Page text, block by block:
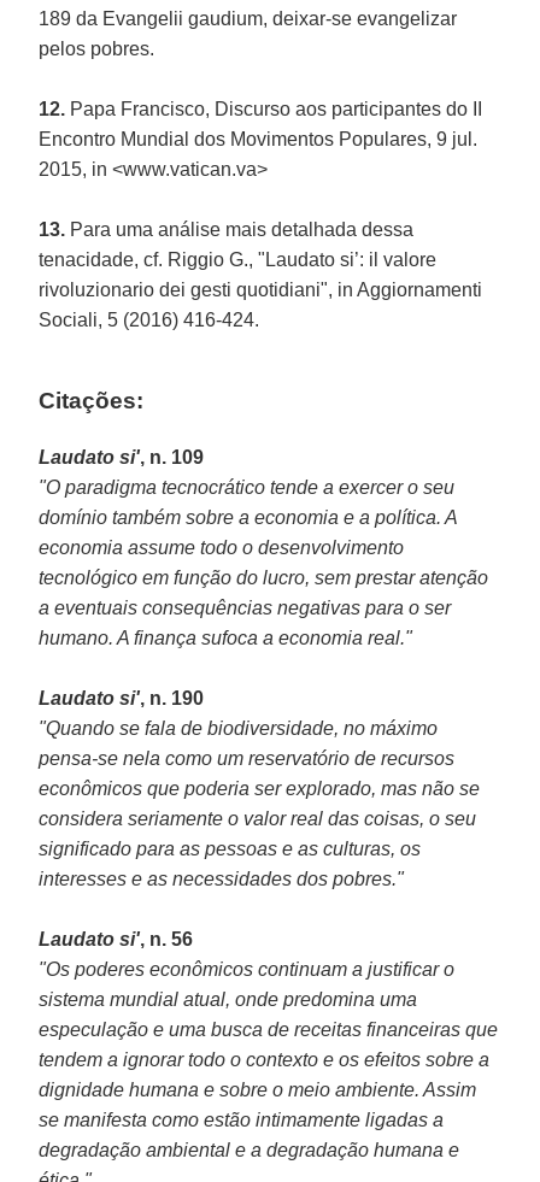
189 da Evangelii gaudium, deixar-se evangelizar
pelos pobres.
12. Papa Francisco, Discurso aos participantes do II
Encontro Mundial dos Movimentos Populares, 9 jul.
2015, in <www.vatican.va>
13. Para uma análise mais detalhada dessa
tenacidade, cf. Riggio G., "Laudato si’: il valore
rivoluzionario dei gesti quotidiani", in Aggiornamenti
Sociali, 5 (2016) 416-424.
Citações:
Laudato si', n. 109
"O paradigma tecnocrático tende a exercer o seu
domínio também sobre a economia e a política. A
economia assume todo o desenvolvimento
tecnológico em função do lucro, sem prestar atenção
a eventuais consequências negativas para o ser
humano. A finança sufoca a economia real."
Laudato si', n. 190
"Quando se fala de biodiversidade, no máximo
pensa-se nela como um reservatório de recursos
econômicos que poderia ser explorado, mas não se
considera seriamente o valor real das coisas, o seu
significado para as pessoas e as culturas, os
interesses e as necessidades dos pobres."
Laudato si', n. 56
"Os poderes econômicos continuam a justificar o
sistema mundial atual, onde predomina uma
especulação e uma busca de receitas financeiras que
tendem a ignorar todo o contexto e os efeitos sobre a
dignidade humana e sobre o meio ambiente. Assim
se manifesta como estão intimamente ligadas a
degradação ambiental e a degradação humana e